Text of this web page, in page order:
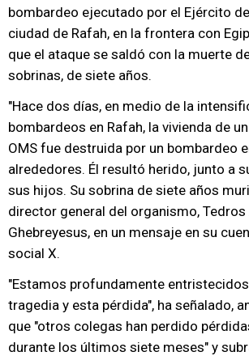
bombardeo ejecutado por el Ejército
ciudad de Rafah, en la frontera con
que el ataque se saldó con la muerte
sobrinas, de siete años.
"Hace dos días, en medio de la
bombardeos en Rafah, la vivienda de
OMS fue destruida por un bombardeo
alrededores. Él resultó herido, junto a
sus hijos. Su sobrina de siete años
director general del organismo, Tedros
Ghebreyesus, en un mensaje en su
social X.
"Estamos profundamente
tragedia y esta pérdida", ha señalado,
que "otros colegas han perdido
durante los últimos siete meses" y